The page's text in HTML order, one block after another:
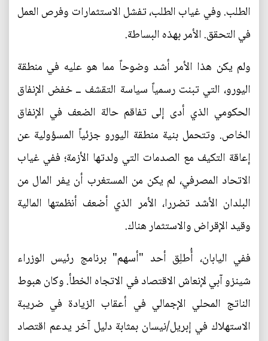
الطلب. وفي غياب الطلب، تفشل الاستثمارات وفرص العمل
في التحقق. الأمر بهذه البساطة.
ولم يكن هذا الأمر أشد وضوحاً مما هو عليه في منطقة
اليورو، التي تبنت رسمياً سياسة التقشف ــ خفض الإنفاق
الحكومي الذي أدى إلى تفاقم حالة الضعف في الإنفاق
الخاص. وتتحمل بنية منطقة اليورو جزئياً المسؤولية عن
إعاقة التكيف مع الصدمات التي ولدتها الأزمة؛ ففي غياب
الاتحاد المصرفي، لم يكن من المستغرب أن يفر المال من
البلدان الأشد تضررا، الأمر الذي أضعف أنظمتها المالية
وقيد الإقراض والاستثمار هناك.
ففي اليابان، أُطلِق أحد "أسهم" برنامج رئيس الوزراء
شينزو آبي لإنعاش الاقتصاد في الاتجاه الخطأ. وكان هبوط
الناتج المحلي الإجمالي في أعقاب الزيادة في ضريبة
الاستهلاك في إبريل/نيسان بمثابة دليل آخر يدعم اقتصاد